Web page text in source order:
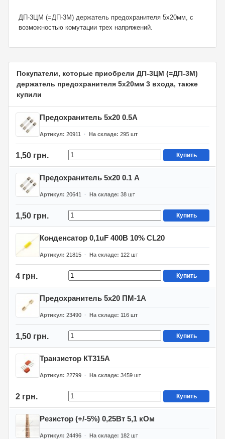
ДП-3ЦМ (=ДП-3М) держатель предохранителя 5х20мм, с
возможностью комутации трех напряжений.
Покупатели, которые приобрели ДП-3ЦМ (=ДП-3М)
держатель предохранителя 5х20мм 3 входа, также
купили
Предохранитель 5х20 0.5А
Артикул 20911 На складе 295 шт
1,50 грн. Купить
Предохранитель 5х20 0.1 А
Артикул 20641 На складе 38 шт
1,50 грн. Купить
Конденсатор 0,1uF 400В 10% CL20
Артикул 21815 На складе 122 шт
4 грн. Купить
Предохранитель 5х20 ПМ-1А
Артикул 23490 На складе 116 шт
1,50 грн. Купить
Транзистор КТ315А
Артикул 22799 На складе 3459 шт
2 грн. Купить
Резистор (+/-5%) 0,25Вт 5,1 кОм
Артикул 24496 На складе 182 шт